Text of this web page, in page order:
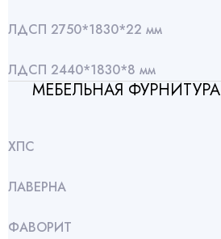
ЛДСП 2750*1830*22 мм
ЛДСП 2440*1830*8 мм
МЕБЕЛЬНАЯ ФУРНИТУРА
ХПС
ЛАВЕРНА
ФАВОРИТ